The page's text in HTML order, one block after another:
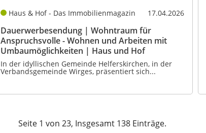
Haus & Hof - Das Immobilienmagazin 17.04.2026
Dauerwerbesendung | Wohntraum für
Anspruchsvolle - Wohnen und Arbeiten mit
Umbaumöglichkeiten | Haus und Hof
In der idyllischen Gemeinde Helferskirchen, in der
Verbandsgemeinde Wirges, präsentiert sich...
Seite 1 von 23, Insgesamt 138 Einträge.